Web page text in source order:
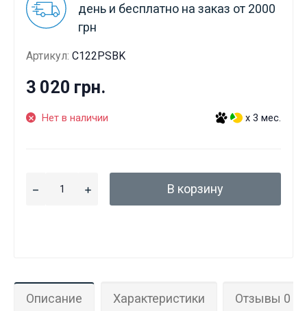
день и бесплатно на заказ от 2000
грн
Артикул: C122PSBK
3 020 грн.
Нет в наличии x 3 мес.
В корзину
Описание Характеристики Отзывы 0